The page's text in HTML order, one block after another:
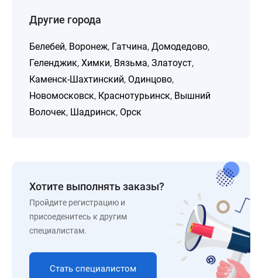
Другие города
Белебей, Воронеж, Гатчина, Домодедово,
Геленджик, Химки, Вязьма, Златоуст,
Каменск-Шахтинский, Одинцово,
Новомосковск, Краснотурьинск, Вышний
Волочек, Шадринск, Орск
Хотите выполнять заказы?
Пройдите регистрацию и
присоеденитесь к другим
специалистам.
Стать специалистом